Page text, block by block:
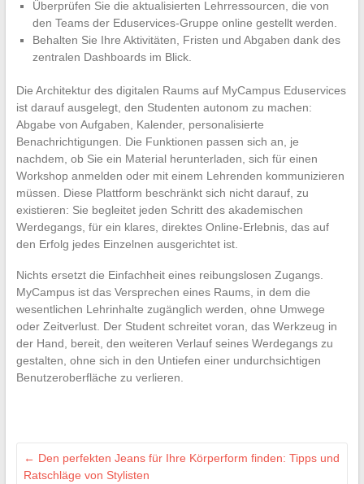
Überprüfen Sie die aktualisierten Lehrressourcen, die von
den Teams der Eduservices-Gruppe online gestellt werden.
Behalten Sie Ihre Aktivitäten, Fristen und Abgaben dank des
zentralen Dashboards im Blick.
Die Architektur des digitalen Raums auf MyCampus Eduservices
ist darauf ausgelegt, den Studenten autonom zu machen:
Abgabe von Aufgaben, Kalender, personalisierte
Benachrichtigungen. Die Funktionen passen sich an, je
nachdem, ob Sie ein Material herunterladen, sich für einen
Workshop anmelden oder mit einem Lehrenden kommunizieren
müssen. Diese Plattform beschränkt sich nicht darauf, zu
existieren: Sie begleitet jeden Schritt des akademischen
Werdegangs, für ein klares, direktes Online-Erlebnis, das auf
den Erfolg jedes Einzelnen ausgerichtet ist.
Nichts ersetzt die Einfachheit eines reibungslosen Zugangs.
MyCampus ist das Versprechen eines Raums, in dem die
wesentlichen Lehrinhalte zugänglich werden, ohne Umwege
oder Zeitverlust. Der Student schreitet voran, das Werkzeug in
der Hand, bereit, den weiteren Verlauf seines Werdegangs zu
gestalten, ohne sich in den Untiefen einer undurchsichtigen
Benutzeroberfläche zu verlieren.
← Den perfekten Jeans für Ihre Körperform finden: Tipps und
Ratschläge von Stylisten